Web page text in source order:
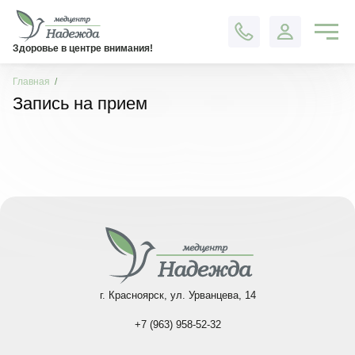
Здоровье в центре внимания!
Контакты
Главная
Запись на прием
г. Красноярск, ул. Урванцева, 14
+7 (963) 958-52-32